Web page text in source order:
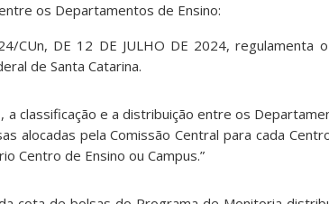
os Departamentos de Ensino:
CUn, DE 12 DE JULHO DE 2024, regulamenta
de Santa Catarina.
a classificação e a distribuição entre os
alocadas pela Comissão Central para cada
Centro de Ensino ou Campus.”